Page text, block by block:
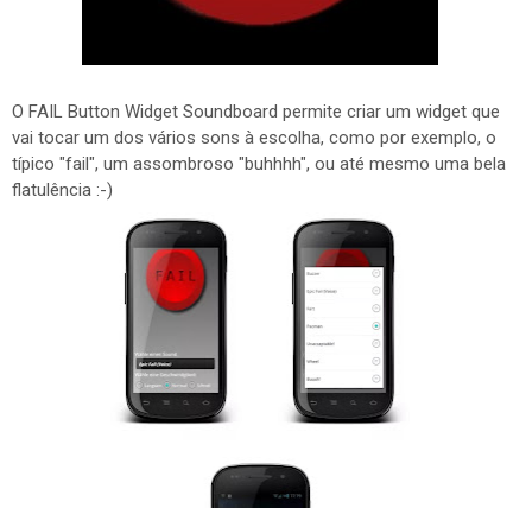
O FAIL Button Widget Soundboard permite criar um widget que
vai tocar um dos vários sons à escolha, como por exemplo, o
típico "fail", um assombroso "buhhhh", ou até mesmo uma bela
flatulência :-)